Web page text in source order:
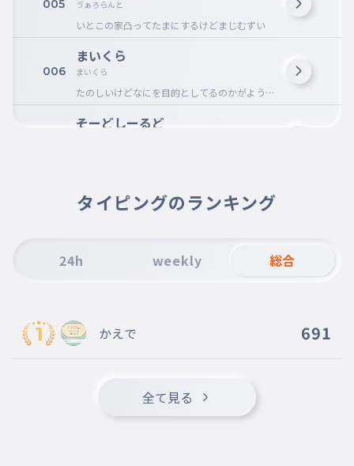
005 ゔぁろらんと
いとこの家凸ってたまにするけどまじむずい
006
まいくら
まいくら
たのしいけどなにを目的としてるのかがようわ
からん
そーどしーるど
あもんぐあす
あもんぐあす
タイピングのランキング
24h weekly 総合
かえで 691
全て見る